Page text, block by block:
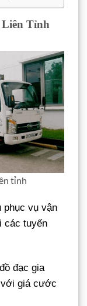
Liên Tỉnh
tỉnh
phục vụ vận
các tuyến
đạc gia
giá cước